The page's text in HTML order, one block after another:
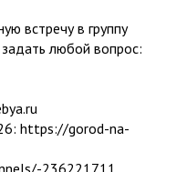
встречу в группу
любой вопрос:
https://gorod-na-
236221711